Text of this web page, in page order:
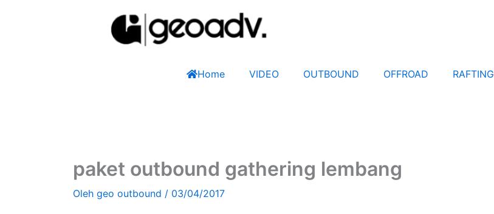
Home VIDEO OUTBOUND OFFROAD RAFTING
paket outbound gathering lembang
Oleh geo outbound / 03/04/2017